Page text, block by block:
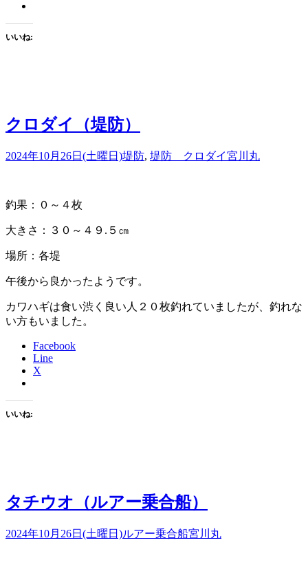
いいね:
クロダイ（堤防）
2024年10月26日(土曜日)堤防, 堤防 クロダイ宮川丸
釣果：０～４枚
大きさ：３０～４９.５㎝
場所：各堤
午後から良かったようです。
カワハギは食い渋く良い人２０枚釣れていましたが、釣れな
い方もいました。
Facebook
Line
X
いいね:
タチウオ（ルアー乗合船）
2024年10月26日(土曜日)ルアー乗合船宮川丸